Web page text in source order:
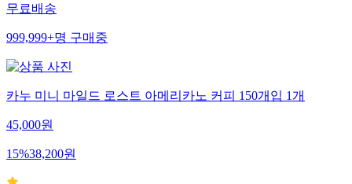
무료배송
999,999+명구매중
카누 미니 마일드 로스트 아메리카노 커피 150개입 1개
45,000원
15%38,200원